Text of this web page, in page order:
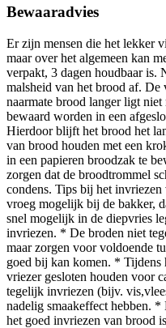
Bewaaradvies
Er zijn mensen die het lekker
maar over het algemeen kan
verpakt, 3 dagen houdbaar is.
malsheid van het brood af. De
naarmate brood langer ligt
bewaard worden in een
Hierdoor blijft het brood het
van brood houden met een
in een papieren broodzak te
zorgen dat de broodtrommel
condens. Tips bij het
vroeg mogelijk bij de bakker,
snel mogelijk in de diepvries
invriezen. * De broden niet
maar zorgen voor voldoende
goed bij kan komen. * Tijdens
vriezer gesloten houden voor
tegelijk invriezen (bijv.
nadelig smaakeffect hebben.
het goed invriezen van brood